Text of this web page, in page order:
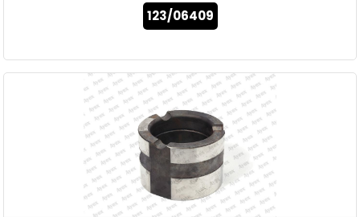
123/06409